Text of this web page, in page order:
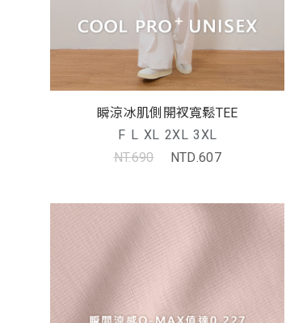
瞬涼冰肌側開衩寬鬆TEE
F L XL 2XL 3XL
NT.690
NTD.607